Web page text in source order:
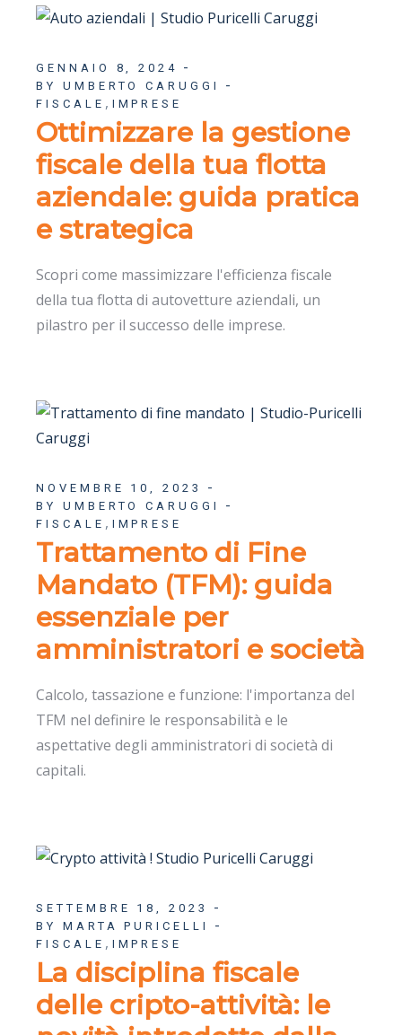
GENNAIO 8, 2024
BY UMBERTO CARUGGI
FISCALE , IMPRESE
Ottimizzare la gestione
fiscale della tua flotta
aziendale: guida pratica
e strategica
Scopri come massimizzare l'efficienza fiscale
della tua flotta di autovetture aziendali, un
pilastro per il successo delle imprese.
NOVEMBRE 10, 2023
BY UMBERTO CARUGGI
FISCALE , IMPRESE
Trattamento di Fine
Mandato (TFM): guida
essenziale per
amministratori e società
Calcolo, tassazione e funzione: l'importanza del
TFM nel definire le responsabilità e le
aspettative degli amministratori di società di
capitali.
SETTEMBRE 18, 2023
BY MARTA PURICELLI
FISCALE , IMPRESE
La disciplina fiscale
delle cripto-attività: le